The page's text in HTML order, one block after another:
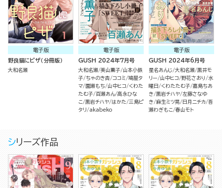
電子版
野良猫にピザ（分冊版）
大和名瀬
電子版
GUSH 2024年7月号
大和名瀬 美山薫子 山本小鉄
子 ちゃのき杏 ココミ 鳩屋タ
マ 園瀬もち 山中ヒコ
くわた
たむ子 百瀬あん 高永ひな
こ 黒岩チハヤ はかた 三島ピ
タリ
akabeko
電子版
GUSH 2024年6月号
星名あんじ 大和名瀬 黒井モ
リー
山中ヒコ 野花さおり
水
曜日
くわたたむ子 嘉島ちあ
き 黒岩チハヤ 左藤さなゆ
き 麻生ミツ晃 日月ニチカ 吾
瀬わぎもこ 春山モト
シリーズ作品